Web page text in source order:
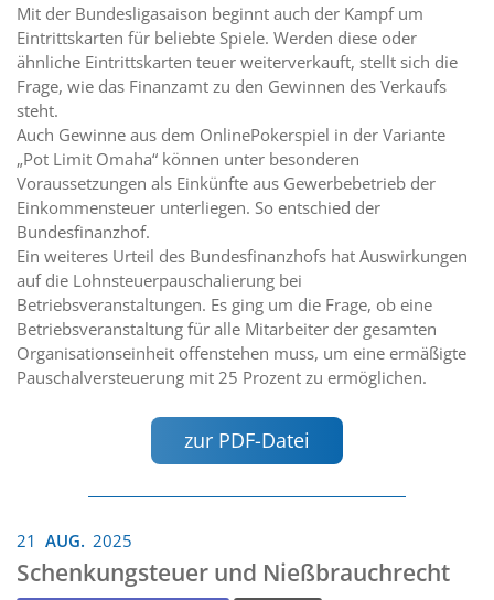
Mit der Bundesligasaison beginnt auch der Kampf um
Eintrittskarten für beliebte Spiele. Werden diese oder
ähnliche Eintrittskarten teuer weiterverkauft, stellt sich die
Frage, wie das Finanzamt zu den Gewinnen des Verkaufs
steht.
Auch Gewinne aus dem OnlinePokerspiel in der Variante
„Pot Limit Omaha“ können unter besonderen
Voraussetzungen als Einkünfte aus Gewerbebetrieb der
Einkommensteuer unterliegen. So entschied der
Bundesfinanzhof.
Ein weiteres Urteil des Bundesfinanzhofs hat Auswirkungen
auf die Lohnsteuerpauschalierung bei
Betriebsveranstaltungen. Es ging um die Frage, ob eine
Betriebsveranstaltung für alle Mitarbeiter der gesamten
Organisationseinheit offenstehen muss, um eine ermäßigte
Pauschalversteuerung mit 25 Prozent zu ermöglichen.
zur PDF-Datei
21 AUG. 2025
Schenkungsteuer und Nießbrauchrecht